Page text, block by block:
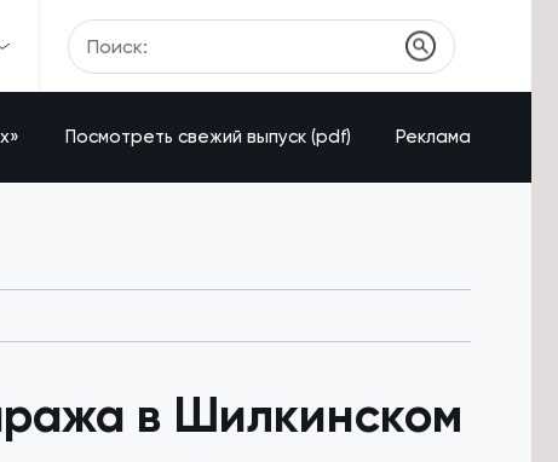
Посмотреть свежий выпуск (pdf) Реклама
в Шилкинском